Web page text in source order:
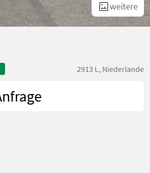
weitere
2913 L, Niederlande